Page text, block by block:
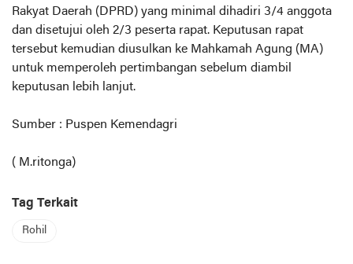
Rakyat Daerah (DPRD) yang minimal dihadiri 3/4 anggota
dan disetujui oleh 2/3 peserta rapat. Keputusan rapat
tersebut kemudian diusulkan ke Mahkamah Agung (MA)
untuk memperoleh pertimbangan sebelum diambil
keputusan lebih lanjut.
Sumber : Puspen Kemendagri
( M.ritonga)
Tag Terkait
Rohil